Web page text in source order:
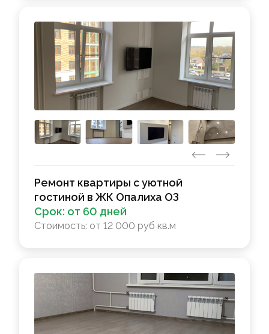
Ремонт квартиры с уютной
гостиной в ЖК Опалиха ОЗ
Срок: от 60 дней
Стоимость: от 12 000 руб кв.м